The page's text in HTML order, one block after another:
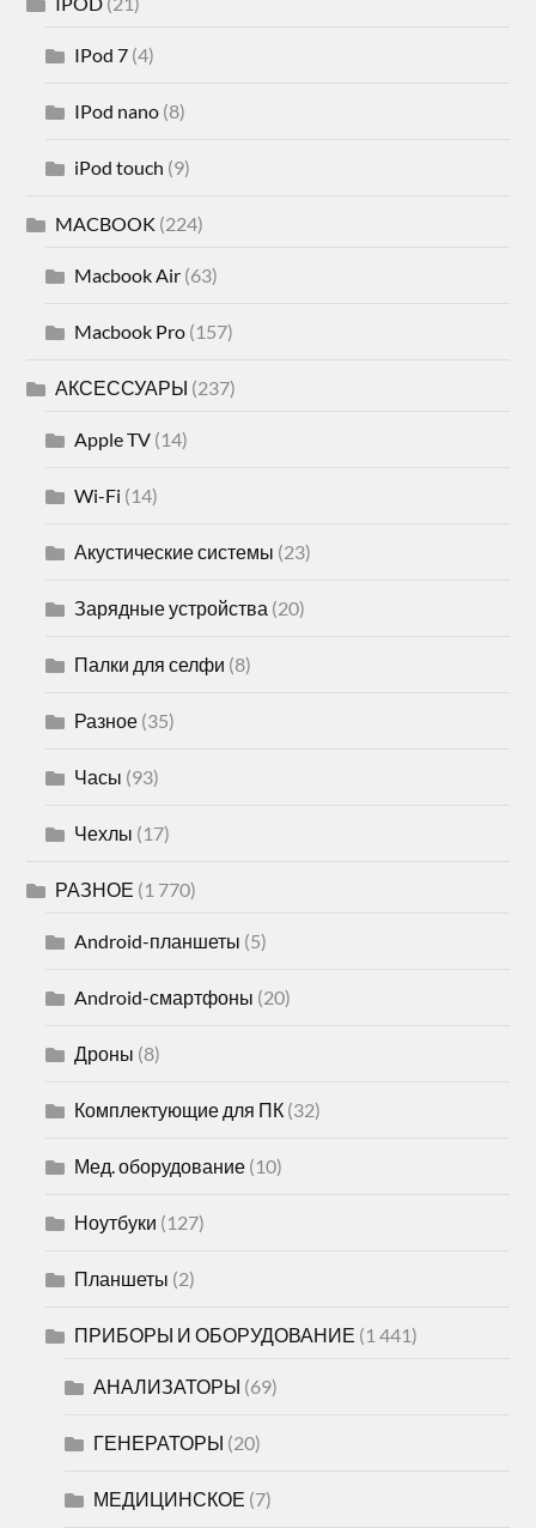
IPod 7 (4)
IPod nano (8)
iPod touch (9)
MACBOOK (224)
Macbook Air (63)
Macbook Pro (157)
АКСЕССУАРЫ (237)
Apple TV (14)
Wi-Fi (14)
Акустические системы (23)
Зарядные устройства (20)
Палки для селфи (8)
Разное (35)
Часы (93)
Чехлы (17)
РАЗНОЕ (1 770)
Android-планшеты (5)
Android-смартфоны (20)
Дроны (8)
Комплектующие для ПК (32)
Мед. оборудование (10)
Ноутбуки (127)
Планшеты (2)
ПРИБОРЫ И ОБОРУДОВАНИЕ (1 441)
АНАЛИЗАТОРЫ (69)
ГЕНЕРАТОРЫ (20)
МЕДИЦИНСКОЕ (7)